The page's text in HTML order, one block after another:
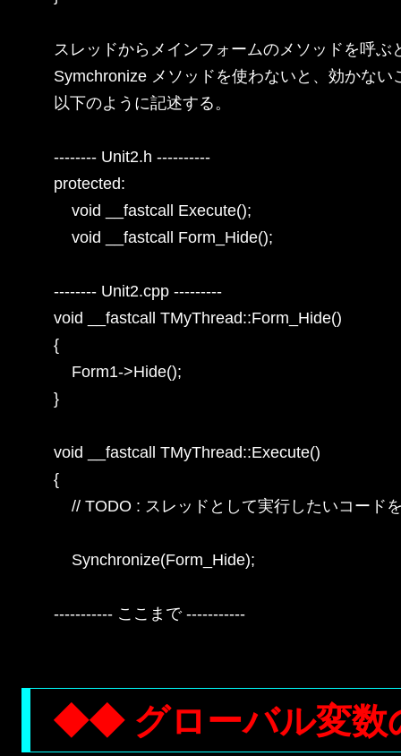
スレッドからメインフォームのメソッドを呼ぶ
Symchronize メソッドを使わないと、効かない
以下のように記述する。
-------- Unit2.h ----------
protected:
    void __fastcall Execute();
    void __fastcall Form_Hide();
-------- Unit2.cpp ---------
void __fastcall TMyThread::Form_Hide()
{
    Form1->Hide();
}
void __fastcall TMyThread::Execute()
{
// TODO : スレッドとして実行したいコード
    Synchronize(Form_Hide);
----------- ここまで -----------
◆◆ グローバル変